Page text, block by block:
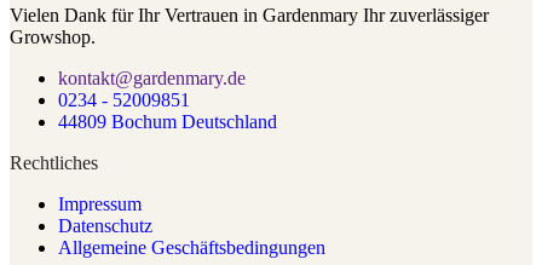
Vielen Dank für Ihr Vertrauen in Gardenmary Ihr zuverlässiger
Growshop.
kontakt@gardenmary.de
0234 - 52009851
44809 Bochum Deutschland
Rechtliches
Impressum
Datenschutz
Allgemeine Geschäftsbedingungen